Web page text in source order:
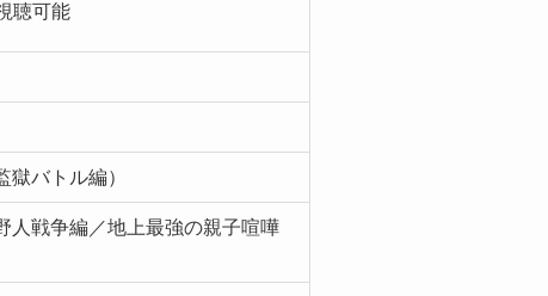
聴可能
バトル編）
人戦争編／地上最強の親子喧嘩